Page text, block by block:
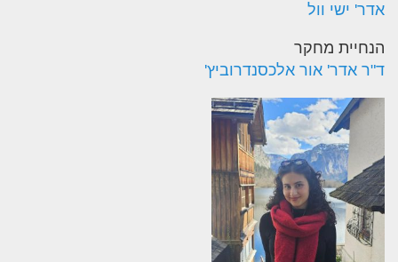
אדר' ישי וול
הנחיית מחקר
ד"ר אדר' אור אלכסנדרוביץ'